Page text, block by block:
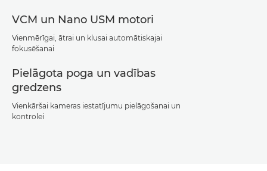
VCM un Nano USM motori
Vienmērīgai, ātrai un klusai automātiskajai
fokusēšanai
Pielāgota poga un vadības
gredzens
Vienkāršai kameras iestatījumu pielāgošanai un
kontrolei